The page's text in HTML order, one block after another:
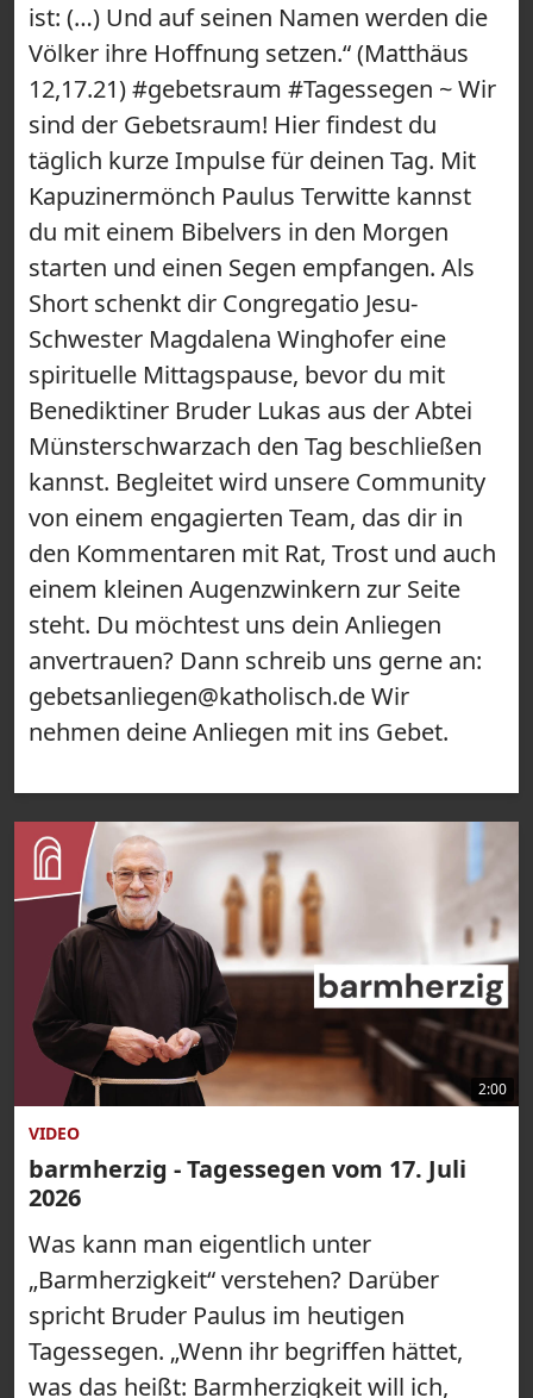
ist: (…) Und auf seinen Namen werden die
Völker ihre Hoffnung setzen.“ (Matthäus
12,17.21) #gebetsraum #Tagessegen ~ Wir
sind der Gebetsraum! Hier findest du
täglich kurze Impulse für deinen Tag. Mit
Kapuzinermönch Paulus Terwitte kannst
du mit einem Bibelvers in den Morgen
starten und einen Segen empfangen. Als
Short schenkt dir Congregatio Jesu-
Schwester Magdalena Winghofer eine
spirituelle Mittagspause, bevor du mit
Benediktiner Bruder Lukas aus der Abtei
Münsterschwarzach den Tag beschließen
kannst. Begleitet wird unsere Community
von einem engagierten Team, das dir in
den Kommentaren mit Rat, Trost und auch
einem kleinen Augenzwinkern zur Seite
steht. Du möchtest uns dein Anliegen
anvertrauen? Dann schreib uns gerne an:
gebetsanliegen@katholisch.de Wir
nehmen deine Anliegen mit ins Gebet.
2:00
VIDEO
barmherzig - Tagessegen vom 17. Juli
2026
Was kann man eigentlich unter
„Barmherzigkeit“ verstehen? Darüber
spricht Bruder Paulus im heutigen
Tagessegen. „Wenn ihr begriffen hättet,
was das heißt: Barmherzigkeit will ich,